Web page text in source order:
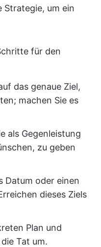
Strategie, um ein
für den
das genaue Ziel,
machen Sie es
als Gegenleistung
zu geben
Datum oder einen
dieses Ziels
Plan und
Tat um.